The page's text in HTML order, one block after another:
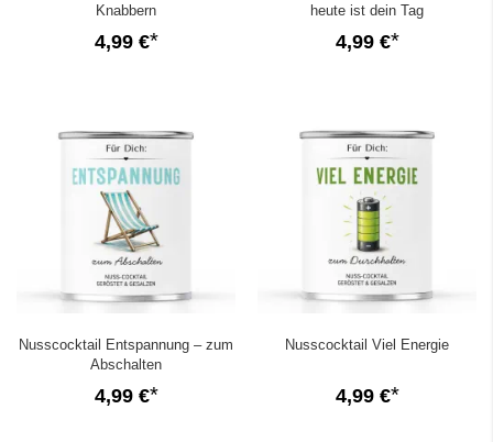
Knabbern
4,99 €
heute ist dein Tag
4,99 €
Nusscocktail Entspannung – zum
Abschalten
4,99 €
Nusscocktail Viel Energie
4,99 €